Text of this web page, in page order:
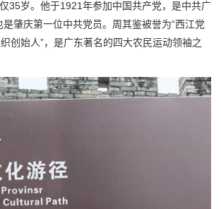
35岁。他于1921年参加中国共产党，是中共广
肇庆第一位中共党员。周其鉴被誉为“西江党
创始人”，是广东著名的四大农民运动领袖之